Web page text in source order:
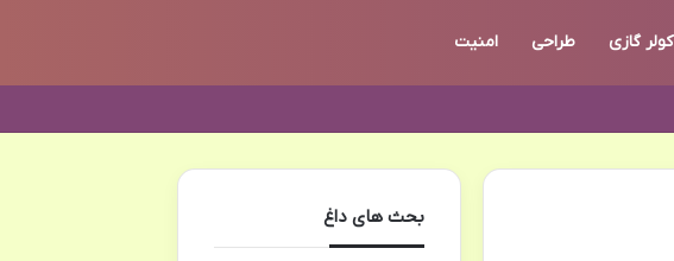
کولر گازی طراحی امنیت
بحث های داغ